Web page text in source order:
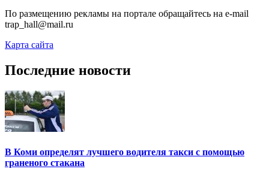
По размещению рекламы на портале обращайтесь на e-mail
trap_hall@mail.ru
Карта сайта
Последние новости
В Коми определят лучшего водителя такси с помощью
граненого стакана